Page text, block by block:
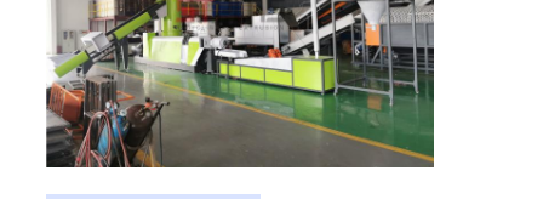
COMPANY
NEWS